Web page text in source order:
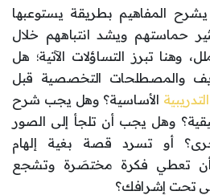
المفاهيم بطريقة يستوعبها
حماستهم ويشد انتباههم خلال
وهنا تبرز التساؤلات الآتية؛ هل
والمصطلحات التخصصية قبل
الأساسية؟ وهل يجب شرح
وهل يجب أن تلجأ إلى الصور
أو تسرد قصة بغية إلهام
أن تعطي فكرة مختصَرة وتشجع
تحت إشرافك؟